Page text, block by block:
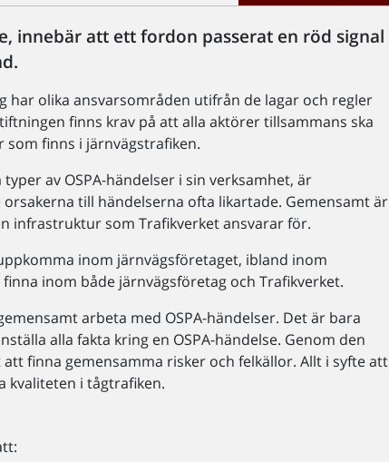
innebär att ett fordon passerat en röd signal
olika ansvarsområden utifrån de lagar och regler
finns krav på att alla aktörer tillsammans ska
finns i järnvägstrafiken.
av OSPA-händelser i sin verksamhet, är
till händelserna ofta likartade. Gemensamt är
infrastruktur som Trafikverket ansvarar för.
inom järnvägsföretaget, ibland inom
inom både järnvägsföretag och Trafikverket.
arbeta med OSPA-händelser. Det är bara
alla fakta kring en OSPA-händelse. Genom den
finna gemensamma risker och felkällor. Allt i syfte att
kvaliteten i tågtrafiken.